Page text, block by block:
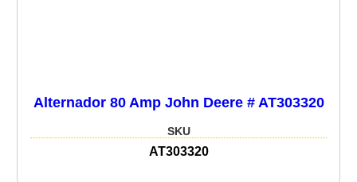
Alternador 80 Amp John Deere # AT303320
SKU
AT303320